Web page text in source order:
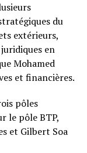
du
extérieurs,
en
Mohamed
et financières.
pôles
le pôle BTP,
et Gilbert Soa